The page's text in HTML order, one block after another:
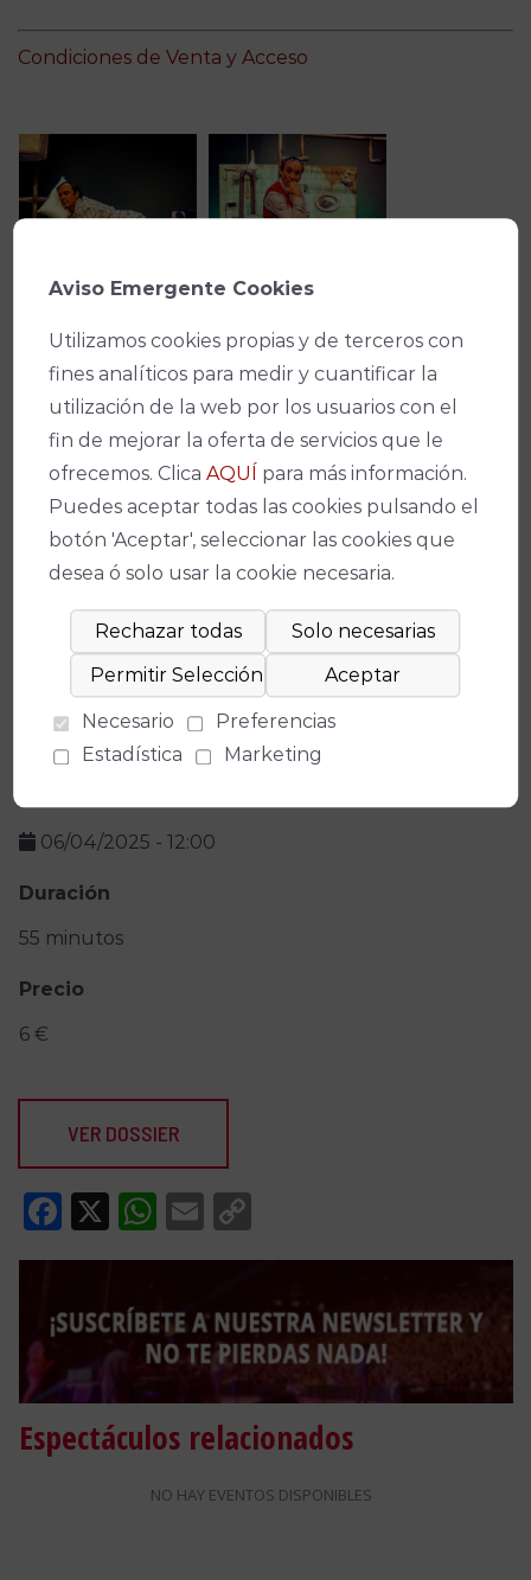
Condiciones de Venta y Acceso
Ficha técnica
Teatro
Teatro Góngora
06/04/2025 - 12:00
Duración
55 minutos
Precio
6 €
VER DOSSIER
Facebook
X WhatsApp
Email
Link
Espectáculos relacionados
NO HAY EVENTOS DISPONIBLES
Aviso Emergente Cookies
Utilizamos cookies propias y de terceros con
fines analíticos para medir y cuantificar la
utilización de la web por los usuarios con el
fin de mejorar la oferta de servicios que le
ofrecemos. ClicaAQUÍ
para más información.
Puedes aceptar todas las cookies pulsando el
botón 'Aceptar', seleccionar las cookies que
desea ó solo usar la cookie necesaria.
Necesario
Preferencias
Estadística
Marketing